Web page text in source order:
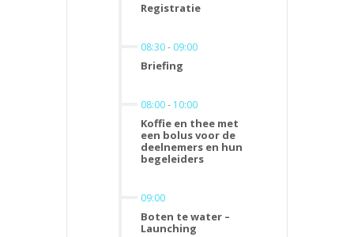
Registratie
08:30- 09:00
Briefing
08:00- 10:00
Koffie en thee met
een bolus voor de
deelnemers en hun
begeleiders
09:00
Boten te water –
Launching